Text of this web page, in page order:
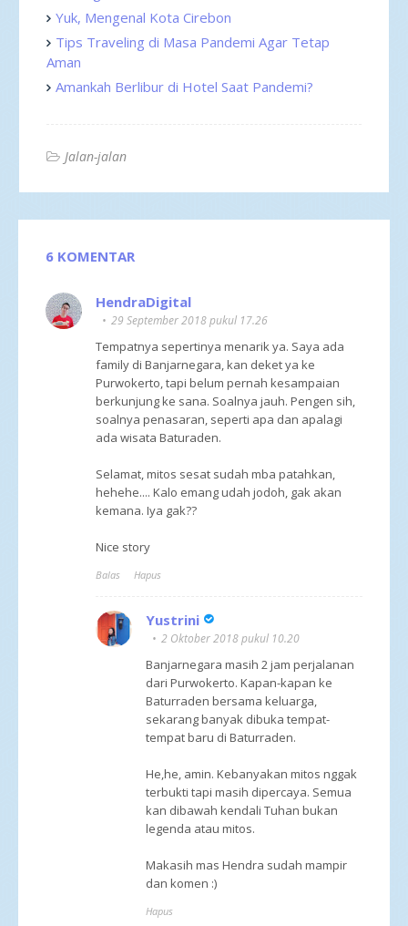
Yuk, Mengenal Kota Cirebon
Tips Traveling di Masa Pandemi Agar Tetap
Aman
Amankah Berlibur di Hotel Saat Pandemi?
Jalan-jalan
6 KOMENTAR
HendraDigital
29 September 2018 pukul 17.26
Tempatnya sepertinya menarik ya. Saya ada
family di Banjarnegara, kan deket ya ke
Purwokerto, tapi belum pernah kesampaian
berkunjung ke sana. Soalnya jauh. Pengen sih,
soalnya penasaran, seperti apa dan apalagi
ada wisata Baturaden.
Selamat, mitos sesat sudah mba patahkan,
hehehe.... Kalo emang udah jodoh, gak akan
kemana. Iya gak??
Nice story
Balas Hapus
Yustrini
2 Oktober 2018 pukul 10.20
Banjarnegara masih 2 jam perjalanan
dari Purwokerto. Kapan-kapan ke
Baturraden bersama keluarga,
sekarang banyak dibuka tempat-
tempat baru di Baturraden.
He,he, amin. Kebanyakan mitos nggak
terbukti tapi masih dipercaya. Semua
kan dibawah kendali Tuhan bukan
legenda atau mitos.
Makasih mas Hendra sudah mampir
dan komen :)
Hapus